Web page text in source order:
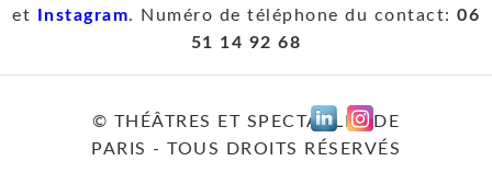
et Instagram. Numéro de téléphone du contact: 06
51 14 92 68
© THÉÂTRES ET SPECTACLES DE
PARIS - TOUS DROITS RÉSERVÉS